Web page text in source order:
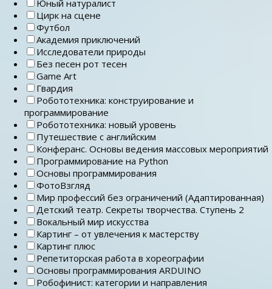
Юный натуралист
Цирк на сцене
Футбол
Академия приключений
Исследователи природы
Без песен рот тесен
Game Art
Гвардия
Робототехника: конструирование и
программирование
Робототехника: новый уровень
Путешествие с английским
Конферанс. Основы ведения массовых мероприятий
Программирование на Python
Основы программирования
ФотоВзгляд
Мир профессий без ограничений (Адаптированная)
Детский театр. Секреты творчества. Ступень 2
Вокальный мир искусства
Картинг – от увлечения к мастерству
Картинг плюс
Репетиторская работа в хореографии
Основы программирования ARDUINO
Робофинист: категории и направления